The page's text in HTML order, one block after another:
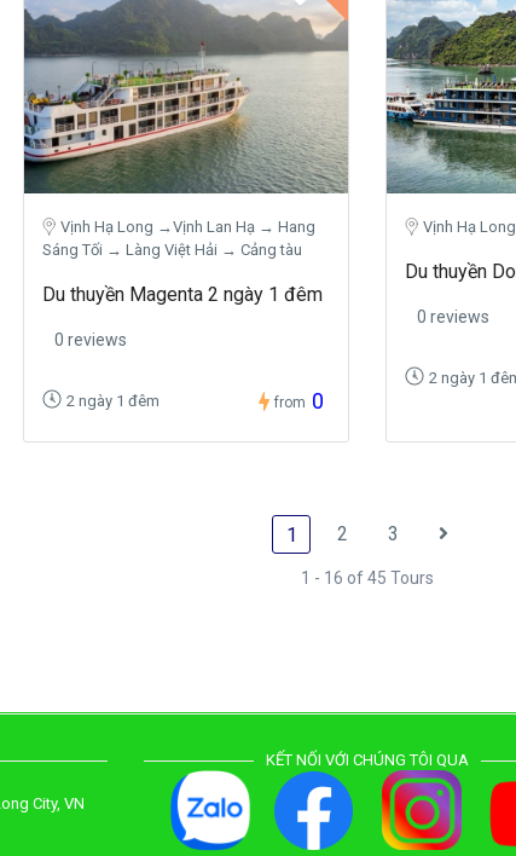
Vịnh Hạ Long →Vịnh Lan Hạ → Hang
Sáng Tối → Làng Việt Hải → Cảng tàu
Du thuyền Magenta 2 ngày 1 đêm
0 reviews
2 ngày 1 đêm from 0
Vịnh Hạ
Du thuyền
0 reviews
2 ngày 1
1 2 3
1 - 16 of 45 Tours
City, VN
KẾT NỐI VỚI CHÚNG TÔI QUA